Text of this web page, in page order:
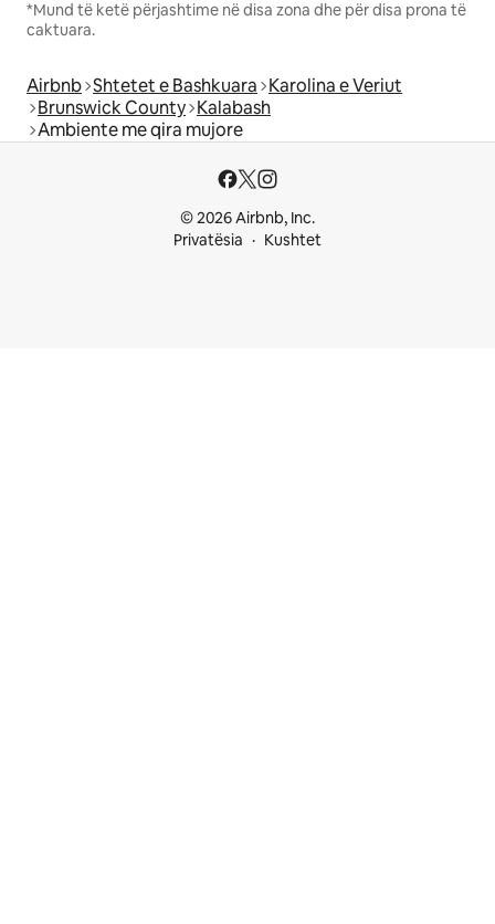
*Mund të ketë përjashtime në disa zona dhe për disa prona të
caktuara.
Airbnb Shtetet e Bashkuara Karolina e Veriut
Brunswick County Kalabash
Ambiente me qira mujore
© 2026 Airbnb, Inc.
Privatësia
Kushtet